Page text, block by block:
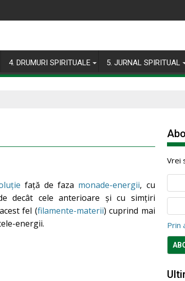
4. DRUMURI SPIRITUALE 5. JURNAL SPIRITUAL
față de faza monade-energii, cu
decât cele anterioare și cu simțiri
fel (filamente-materii) cuprind mai
energii.
Vrei
Prin